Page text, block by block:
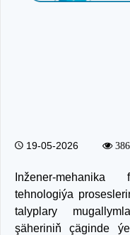
19-05-2026 386
Inžener-
tehnologiýa
talyplary
şäheriniň çäginde